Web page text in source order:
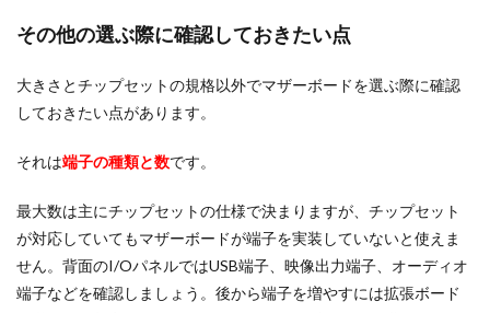
その他の選ぶ際に確認しておきたい点
大きさとチップセットの規格以外でマザーボードを選ぶ際に確認
しておきたい点があります。
それは端子の種類と数です。
最大数は主にチップセットの仕様で決まりますが、チップセット
が対応していてもマザーボードが端子を実装していないと使えま
せん。背面のI/OパネルではUSB端子、映像出力端子、オーディオ
端子などを確認しましょう。後から端子を増やすには拡張ボード